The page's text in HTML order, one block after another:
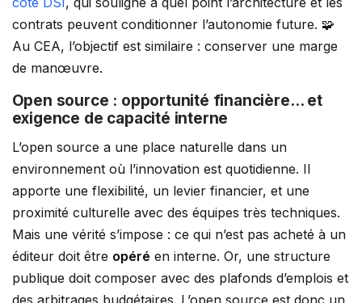
contrats peuvent conditionner l’autonomie future. 🧩
Au CEA, l’objectif est similaire : conserver une marge
de manœuvre.
Open source : opportunité financière… et
exigence de capacité interne
L’open source a une place naturelle dans un
environnement où l’innovation est quotidienne. Il
apporte une flexibilité, un levier financier, et une
proximité culturelle avec des équipes très techniques.
Mais une vérité s’impose : ce qui n’est pas acheté à un
éditeur doit être opéré en interne. Or, une structure
publique doit composer avec des plafonds d’emplois et